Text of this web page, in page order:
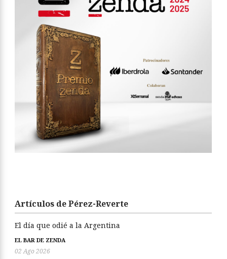
Artículos de Pérez-Reverte
El día que odié a la Argentina
EL BAR DE ZENDA
02 Ago 2026